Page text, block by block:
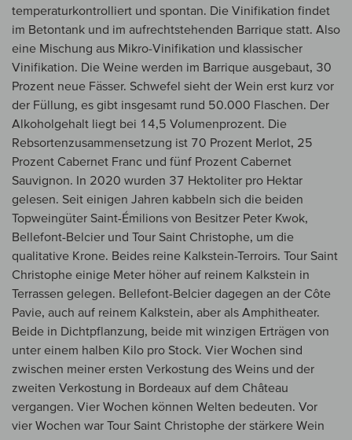
temperaturkontrolliert und spontan. Die Vinifikation findet
im Betontank und im aufrechtstehenden Barrique statt. Also
eine Mischung aus Mikro-Vinifikation und klassischer
Vinifikation. Die Weine werden im Barrique ausgebaut, 30
Prozent neue Fässer. Schwefel sieht der Wein erst kurz vor
der Füllung, es gibt insgesamt rund 50.000 Flaschen. Der
Alkoholgehalt liegt bei 14,5 Volumenprozent. Die
Rebsortenzusammensetzung ist 70 Prozent Merlot, 25
Prozent Cabernet Franc und fünf Prozent Cabernet
Sauvignon. In 2020 wurden 37 Hektoliter pro Hektar
gelesen. Seit einigen Jahren kabbeln sich die beiden
Topweingüter Saint-Émilions von Besitzer Peter Kwok,
Bellefont-Belcier und Tour Saint Christophe, um die
qualitative Krone. Beides reine Kalkstein-Terroirs. Tour Saint
Christophe einige Meter höher auf reinem Kalkstein in
Terrassen gelegen. Bellefont-Belcier dagegen an der Côte
Pavie, auch auf reinem Kalkstein, aber als Amphitheater.
Beide in Dichtpflanzung, beide mit winzigen Erträgen von
unter einem halben Kilo pro Stock. Vier Wochen sind
zwischen meiner ersten Verkostung des Weins und der
zweiten Verkostung in Bordeaux auf dem Château
vergangen. Vier Wochen können Welten bedeuten. Vor
vier Wochen war Tour Saint Christophe der stärkere Wein